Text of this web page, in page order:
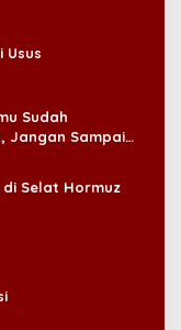
Usus
Sudah
Jangan Sampai
Selat Hormuz